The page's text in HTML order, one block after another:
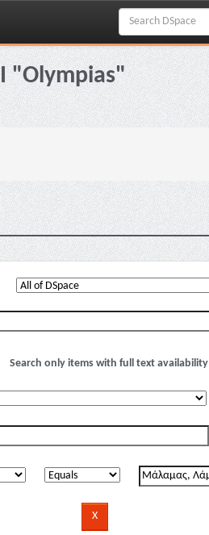
"Olympias"
Search only items with full text availability